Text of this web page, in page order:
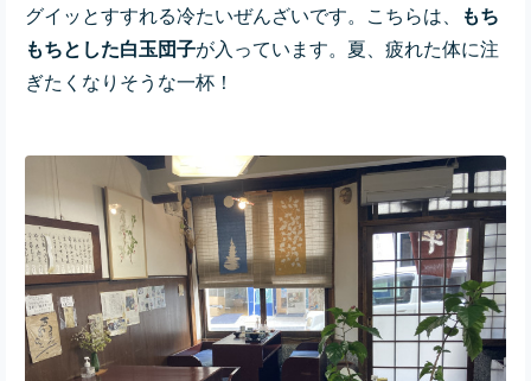
グイッとすすれる冷たいぜんざいです。こちらは、
もち
もちとした白玉団子が入っています。夏、疲れた体に注
ぎたくなりそうな一杯！